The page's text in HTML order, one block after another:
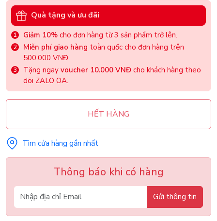
Quà tặng và ưu đãi
Giảm 10% cho đơn hàng từ 3 sản phẩm trở lên.
Miễn phí giao hàng toàn quốc cho đơn hàng trên
500.000 VNĐ.
Tặng ngay voucher 10.000 VNĐ cho khách hàng theo
dõi ZALO OA.
HẾT HÀNG
Tìm cửa hàng gần nhất
Thông báo khi có hàng
Gửi thông tin